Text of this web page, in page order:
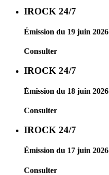
IROCK 24/7
Émission du 19 juin 2026
Consulter
IROCK 24/7
Émission du 18 juin 2026
Consulter
IROCK 24/7
Émission du 17 juin 2026
Consulter